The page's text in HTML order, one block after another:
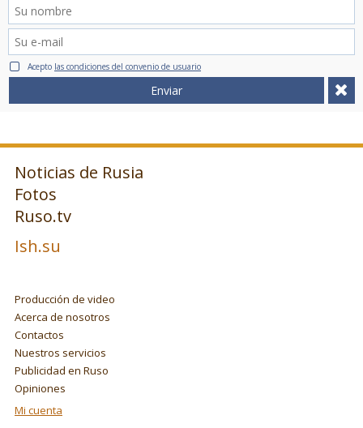
Acepto las condiciones del convenio de usuario
Enviar
Noticias de Rusia
Fotos
Ruso.tv
Ish.su
Producción de video
Acerca de nosotros
Contactos
Nuestros servicios
Publicidad en Ruso
Opiniones
Mi cuenta